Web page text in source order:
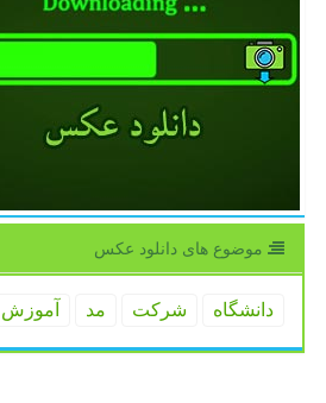
موضوع های دانلود عكس
دانشگاه شركت مد آموزش